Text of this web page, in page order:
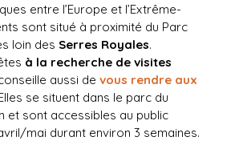
entre l’Europe et l’Extrême-
sont situé à proximité du Parc
loin des Serres Royales.
à la recherche de visites
aussi de vous rendre aux
se situent dans le parc du
et sont accessibles au public
mai durant environ 3 semaines.